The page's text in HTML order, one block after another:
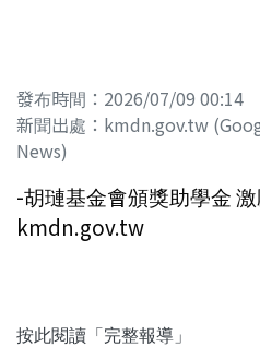
發布時間：2026/07/09 00:14
新聞出處：kmdn.gov.tw
News)
-胡璉基金會頒獎助學金
kmdn.gov.tw
按此閱讀「完整報導」